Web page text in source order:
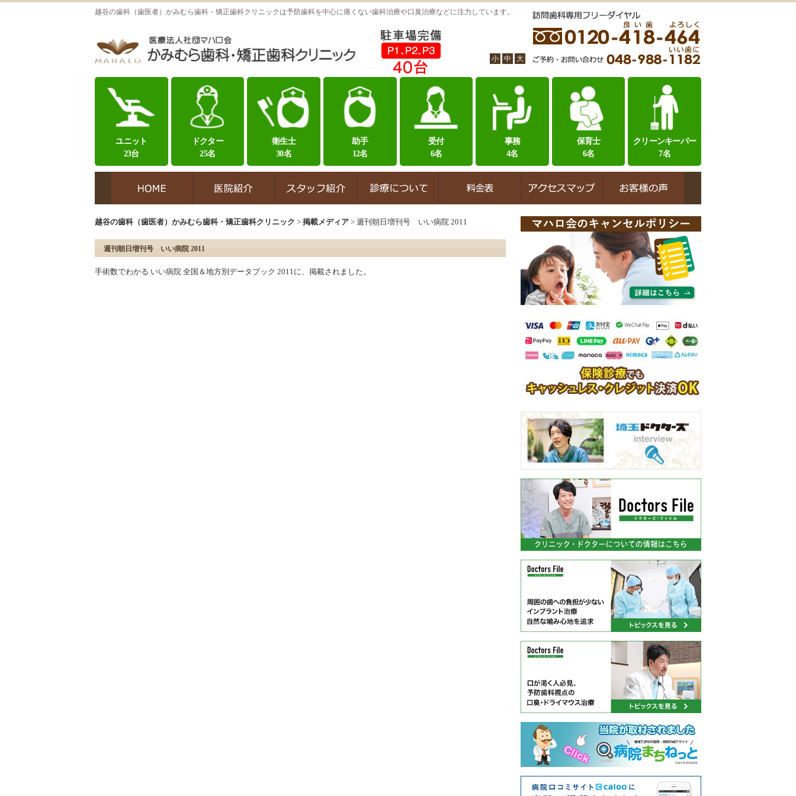
越谷の歯科（歯医者）かみむら歯科・矯正歯科クリニックは予防歯科を中心に痛くない歯科治療や口臭治療などに注力しています。
小 中 大
ユニット
23台
ドクター
25名
衛生士
30名
助手
12名
受付
6名
事務
4名
保育士
6名
クリーンキーパー
7名
越谷の歯科（歯医者）かみむら歯科・矯正歯科クリニック > 掲載メディア > 週刊朝日増刊号 いい病院 2011
週刊朝日増刊号 いい病院 2011
手術数でわかる いい病院 全国＆地方別データブック 2011に、掲載されました。